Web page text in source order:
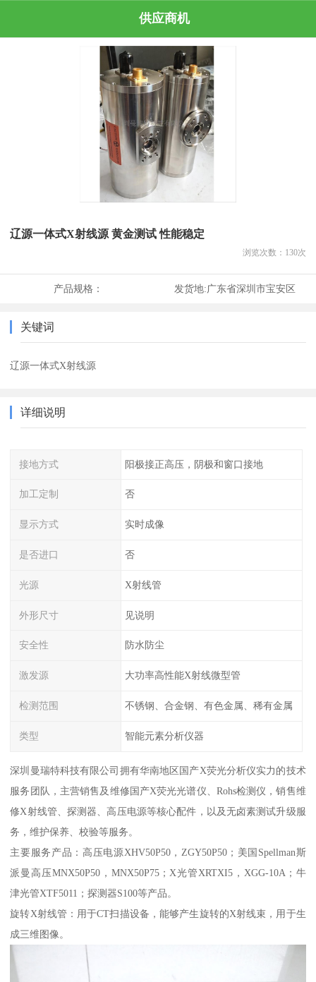
供应商机
辽源一体式X射线源 黄金测试 性能稳定
浏览次数： 130次
产品规格： 发货地:广东省深圳市宝安区
关键词
辽源一体式X射线源
详细说明
接地方式 阳极接正高压，阴极和窗口接地
加工定制 否
显示方式 实时成像
是否进口 否
光源 X射线管
外形尺寸 见说明
安全性 防水防尘
激发源 大功率高性能X射线微型管
检测范围 不锈钢、合金钢、有色金属、稀有金属
类型 智能元素分析仪器
深圳曼瑞特科技有限公司拥有华南地区国产X荧光分析仪实力的技术
服务团队，主营销售及维修国产X荧光光谱仪、Rohs检测仪，销售维
修X射线管、探测器、高压电源等核心配件，以及无卤素测试升级服
务，维护保养、校验等服务。
主要服务产品：高压电源XHV50P50，ZGY50P50；美国Spellman斯
派曼高压MNX50P50，MNX50P75；X光管XRTXI5，XGG-10A；牛
津光管XTF5011；探测器S100等产品。
旋转X射线管：用于CT扫描设备，能够产生旋转的X射线束，用于生
成三维图像。